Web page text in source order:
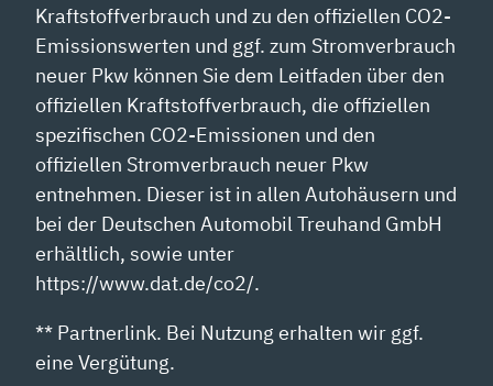
Kraftstoffverbrauch und zu den offiziellen CO2-
Emissionswerten und ggf. zum Stromverbrauch
neuer Pkw können Sie dem Leitfaden über den
offiziellen Kraftstoffverbrauch, die offiziellen
spezifischen CO2-Emissionen und den
offiziellen Stromverbrauch neuer Pkw
entnehmen. Dieser ist in allen Autohäusern und
bei der Deutschen Automobil Treuhand GmbH
erhältlich, sowie unter
https://www.dat.de/co2/.
** Partnerlink. Bei Nutzung erhalten wir ggf.
eine Vergütung.